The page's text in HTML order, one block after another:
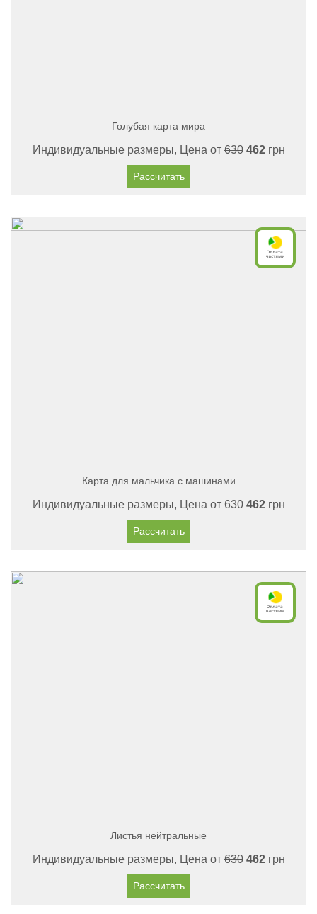
Голубая карта мира
Индивидуальные размеры, Цена от630 462грн
Рассчитать
Карта для мальчика с машинами
Индивидуальные размеры, Цена от630 462грн
Рассчитать
Листья нейтральные
Индивидуальные размеры, Цена от630 462грн
Рассчитать